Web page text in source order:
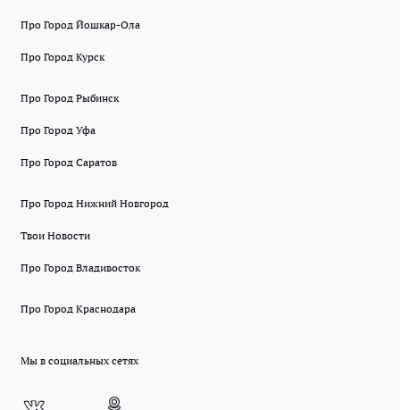
Про Город Йошкар-Ола
Про Город Курск
Про Город Рыбинск
Про Город Уфа
Про Город Саратов
Про Город Нижний Новгород
Твои Новости
Про Город Владивосток
Про Город Краснодара
Мы в социальных сетях